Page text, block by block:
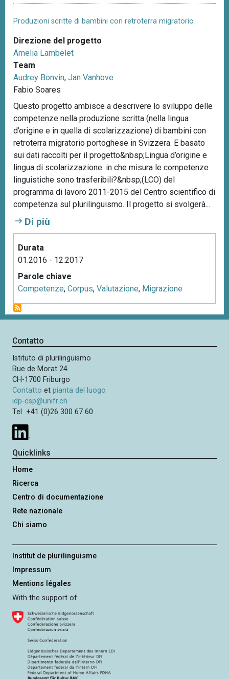
Produzioni scritte di bambini con retroterra migratorio
Direzione del progetto
Amelia Lambelet
Team
Audrey Bonvin, Jan Vanhove
Fabio Soares
Questo progetto ambisce a descrivere lo sviluppo delle
competenze nella produzione scritta (nella lingua
d’origine e in quella di scolarizzazione) di bambini con
retroterra migratorio portoghese in Svizzera. E basato
sui dati raccolti per il progetto&nbsp;Lingua d’origine e
lingua di scolarizzazione: in che misura le competenze
linguistiche sono trasferibili?&nbsp;(LCO) del
programma di lavoro 2011-2015 del Centro scientifico di
competenza sul plurilinguismo. Il progetto si svolgerà...
Di più
Durata
01.2016 - 12.2017
Parole chiave
Competenze, Corpus, Valutazione, Migrazione
Contatto
Istituto di plurilinguismo
Rue de Morat 24
CH-1700 Friburgo
Contatto etpianta del luogo
idp-csp@unifr.ch
Tel +41 (0)26 300 67 60
Quicklinks
Home
Ricerca
Centro di documentazione
Rete nazionale
Chi siamo
Institut de plurilinguisme
Impressum
Mentions légales
With the support of